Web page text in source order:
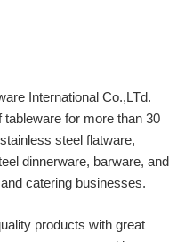
International Co.,LTd.
for more than 30
steel flatware,
dinnerware, barware, and
catering businesses.
products with great